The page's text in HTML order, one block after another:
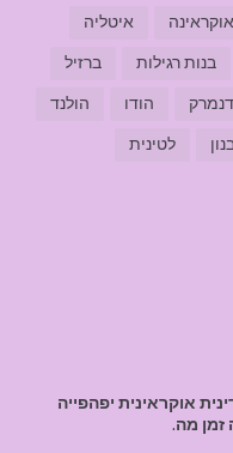
אוקראינה
איטליה
בנות רגילות
ברזיל
דנמרק הודו
הולנד
לטינית
אוקראינית יפהפייה
מה.